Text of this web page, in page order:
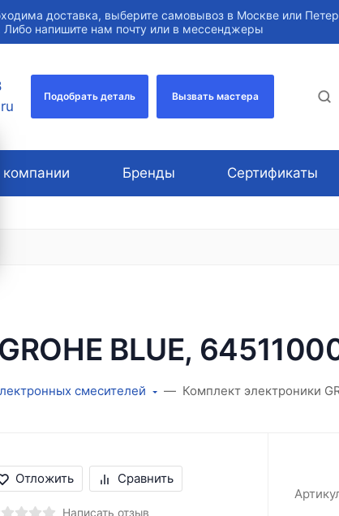
доставка, выберите самовывоз в Москве или
Либо напишите нам почту или в мессенджеры
Подобрать деталь Вызвать мастера
Бренды Сертификаты
BLUE,
смесителей Комплект электроники
Отложить Сравнить
Написать отзыв